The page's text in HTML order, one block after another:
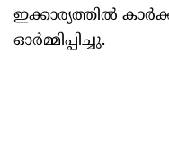
ഇക്കാര്യത്തില്‍
ഓര്‍മ്മിപ്പിച്ചു.